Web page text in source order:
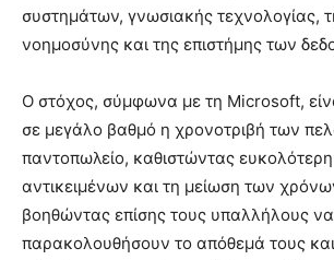
συστημάτων, γνωσιακής τεχνολογίας,
νοημοσύνης και της επιστήμης των
Ο στόχος, σύμφωνα με τη Microsoft,
σε μεγάλο βαθμό η χρονοτριβή των
παντοπωλείο, καθιστώντας
αντικειμένων και τη μείωση των
βοηθώντας επίσης τους υπαλλήλους να
παρακολουθήσουν το απόθεμά τους